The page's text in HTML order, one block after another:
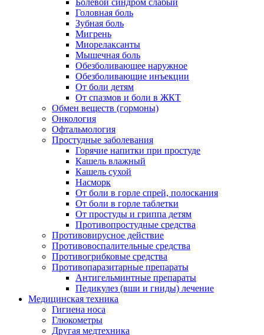
Болевой синдром слабый
Головная боль
Зубная боль
Мигрень
Миорелаксанты
Мышечная боль
Обезболивающее наружное
Обезболивающие инъекции
От боли детям
От спазмов и боли в ЖКТ
Обмен веществ (гормоны)
Онкология
Офтальмология
Простудные заболевания
Горячие напитки при простуде
Кашель влажный
Кашель сухой
Насморк
От боли в горле спрей, полоскания
От боли в горле таблетки
От простуды и гриппа детям
Противопростудные средства
Противовирусное действие
Противовоспалительные средства
Противогрибковые средства
Противопаразитарные препараты
Антигельминтные препараты
Педикулез (вши и гниды) лечение
Медицинская техника
Гигиена носа
Глюкометры
Другая медтехника